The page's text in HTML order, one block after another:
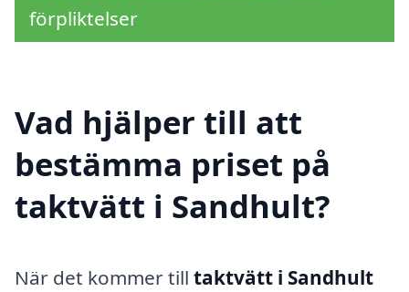
förpliktelser
Vad hjälper till att
bestämma priset på
taktvätt i Sandhult?
När det kommer till taktvätt i Sandhult